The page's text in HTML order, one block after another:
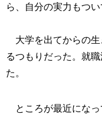
ら、自分の実力もつい
大学を出てからの生
るつもりだった。就
た。
ところが最近になっ